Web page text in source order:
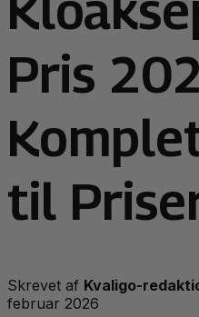
Pris
til
Skrevet af Kvaligo-
februar 2026